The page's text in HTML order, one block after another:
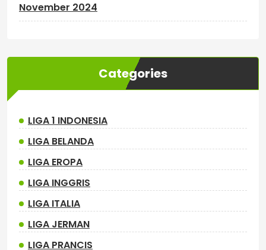
November 2024
Categories
LIGA 1 INDONESIA
LIGA BELANDA
LIGA EROPA
LIGA INGGRIS
LIGA ITALIA
LIGA JERMAN
LIGA PRANCIS